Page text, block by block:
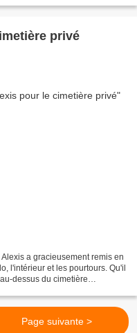
privé
a gracieusement remis en
l'intérieur et les pourtours. Qu'il
dessus du cimetière
Page suivante >